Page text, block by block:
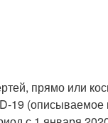
прямо или
19 (описываемое